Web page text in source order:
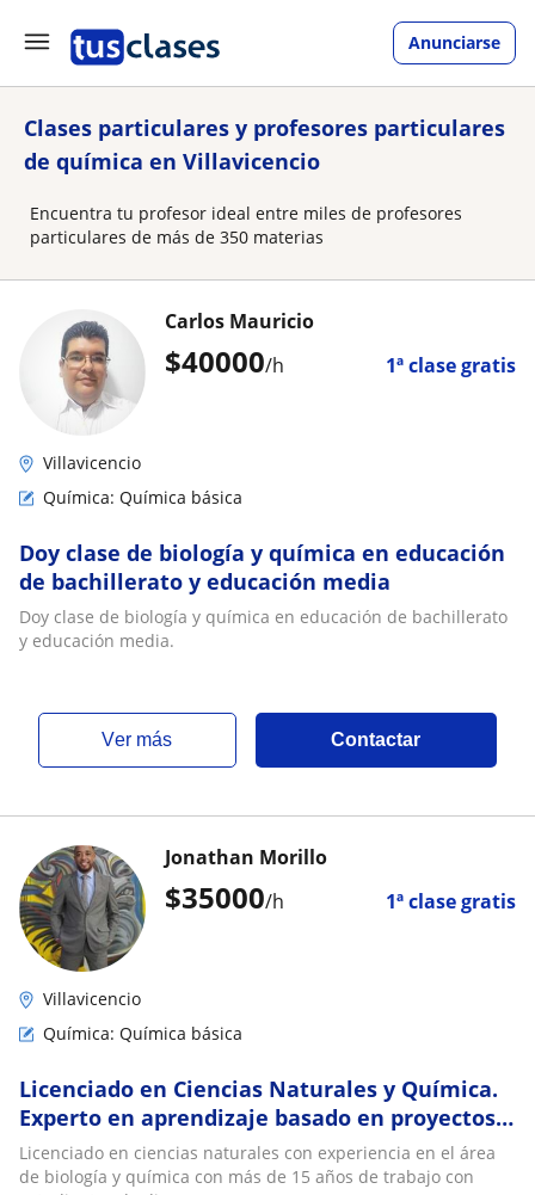
Anunciarse
Clases particulares y profesores particulares
de química en Villavicencio
Encuentra tu profesor ideal entre miles de profesores
particulares de más de 350 materias
$40000/h 1ª clase gratis
Carlos Mauricio
Villavicencio
Química: Química básica
Doy clase de biología y química en educación
de bachillerato y educación media
Doy clase de biología y química en educación de bachillerato
y educación media.
ver más Contactar
$35000/h 1ª clase gratis
Jonathan Morillo
Villavicencio
Química: Química básica
Licenciado en Ciencias Naturales y Química.
Experto en aprendizaje basado en proyectos
clases virtuales y presenciales
Licenciado en ciencias naturales con experiencia en el área
de biología y química con más de 15 años de trabajo con